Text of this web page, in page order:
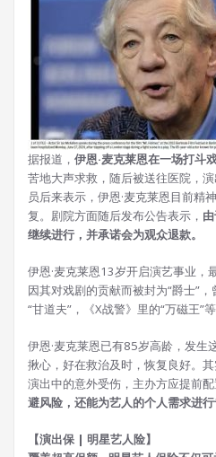
据报道， 伊恩·麦克莱恩在一场打斗
苦地大声求救，随后被送往医院，
员后来表示，伊恩·麦克莱恩目前精
复。剧院方面随后发布公告表示，
继续进行，并承诺会为观众退款。
伊恩·麦克莱恩13岁开启演艺事业，
因其对戏剧的贡献而被封为“爵士”
“甘道夫”，《X战警》里的“万磁王”等
伊恩·麦克莱恩已有85岁高龄，发生
揪心，好在救治及时，恢复良好。
演出中的意外受伤，主办方应提前
避风险，还能为艺人的个人需求进行
【演出保 | 明星艺人险】